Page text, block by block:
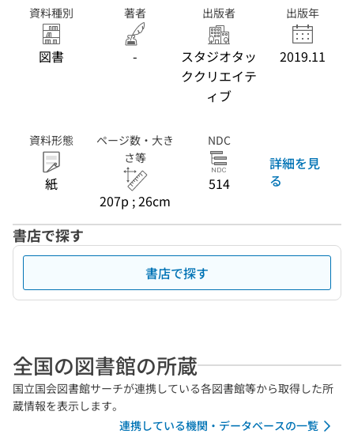
資料種別
図書
著者
-
出版者
スタジオタッ
ククリエイテ
ィブ
出版年
2019.11
資料形態
紙
ページ数・大き
さ等
207p ; 26cm
NDC
514
詳細を見
る
書店で探す
書店で探す
全国の図書館の所蔵
国立国会図書館サーチが連携している各図書館等から取得した所
蔵情報を表示します。
連携している機関・データベースの一覧